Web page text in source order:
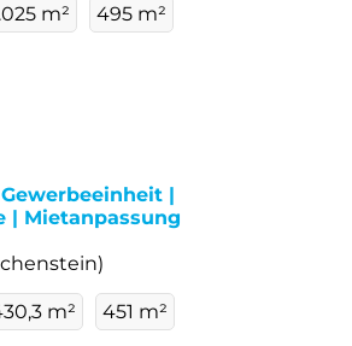
m² 495 m²
|
| Mietanpassung
m² 451 m²